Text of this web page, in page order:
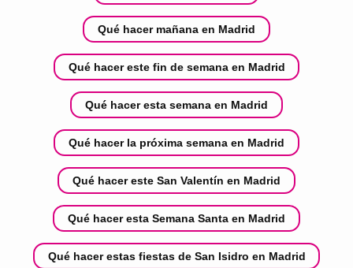
Qué hacer mañana en Madrid
Qué hacer este fin de semana en Madrid
Qué hacer esta semana en Madrid
Qué hacer la próxima semana en Madrid
Qué hacer este San Valentín en Madrid
Qué hacer esta Semana Santa en Madrid
Qué hacer estas fiestas de San Isidro en Madrid